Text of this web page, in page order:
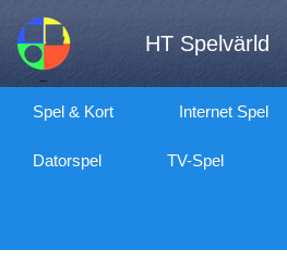
HT Spelvärld
Spel & Kort Internet Spel
Datorspel TV-Spel